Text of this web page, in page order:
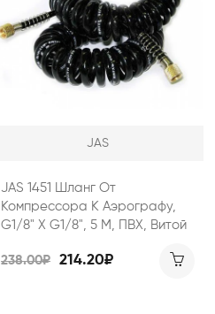
JAS
JAS 1451 Шланг От
Компрессора К Аэрографу,
G1/8" Х G1/8", 5 М, ПВХ, Витой
238.00₽ 214.20₽